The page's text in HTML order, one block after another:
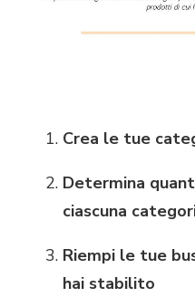
Crea le tue
Determina
ciascuna
Riempi le tue
hai stabilito